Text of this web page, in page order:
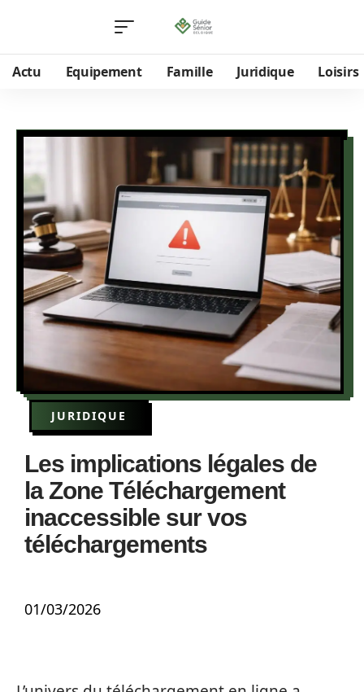
Actu Equipement Famille Juridique Loisirs
JURIDIQUE
Les implications légales de
la Zone Téléchargement
inaccessible sur vos
téléchargements
01/03/2026